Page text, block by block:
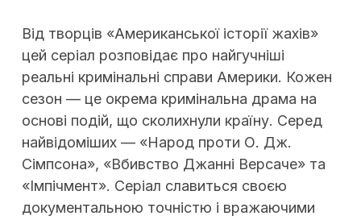
Від творців «Американської історії жахів»
цей серіал розповідає про найгучніші
реальні кримінальні справи Америки. Кожен
сезон — це окрема кримінальна драма на
основі подій, що сколихнули країну. Серед
найвідоміших — «Народ проти О. Дж.
Сімпсона», «Вбивство Джанні Версаче» та
«Імпічмент». Серіал славиться своєю
документальною точністю і вражаючими